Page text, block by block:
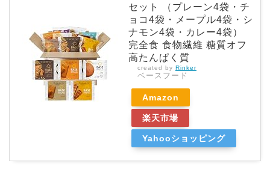
セット （プレーン4袋・チ
ョコ4袋・メープル4袋・シ
ナモン4袋・カレー4袋）
完全食 食物繊維 糖質オフ
高たんぱく質
created by Rinker
ベースフード
Amazon
楽天市場
Yahooショッピング